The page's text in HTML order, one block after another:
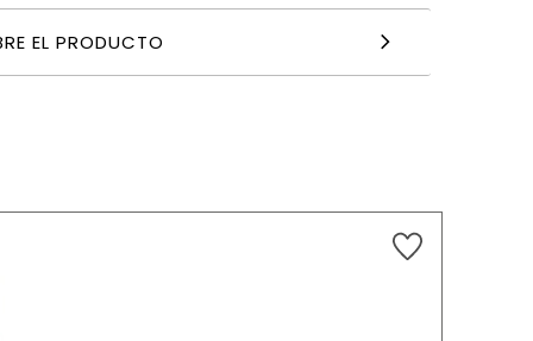
EL PRODUCTO